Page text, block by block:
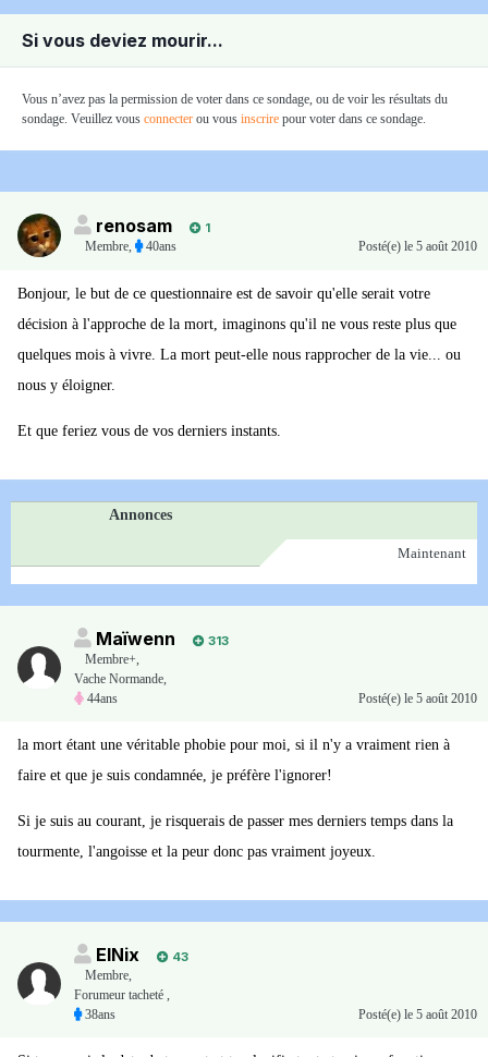
Si vous deviez mourir...
Vous n’avez pas la permission de voter dans ce sondage, ou de voir les résultats du
sondage. Veuillez vous connecter ou vous inscrire pour voter dans ce sondage.
renosam
1
Membre, 40ans Posté(e) le 5 août 2010
Bonjour, le but de ce questionnaire est de savoir qu'elle serait votre
décision à l'approche de la mort, imaginons qu'il ne vous reste plus que
quelques mois à vivre. La mort peut-elle nous rapprocher de la vie... ou
nous y éloigner.
Et que feriez vous de vos derniers instants.
Annonces
Maintenant
Maïwenn
313
Membre+,
Vache Normande,
44ans
Posté(e) le 5 août 2010
la mort étant une véritable phobie pour moi, si il n'y a vraiment rien à
faire et que je suis condamnée, je préfère l'ignorer!
Si je suis au courant, je risquerais de passer mes derniers temps dans la
tourmente, l'angoisse et la peur donc pas vraiment joyeux.
ElNix
43
Membre,
Forumeur tacheté ,
38ans
Posté(e) le 5 août 2010